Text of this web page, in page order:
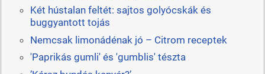
Két hústalan feltét: sajtos golyócskák és
buggyantott tojás
Nemcsak limonádénak jó – Citrom receptek
'Paprikás gumli' és 'gumblis' tészta